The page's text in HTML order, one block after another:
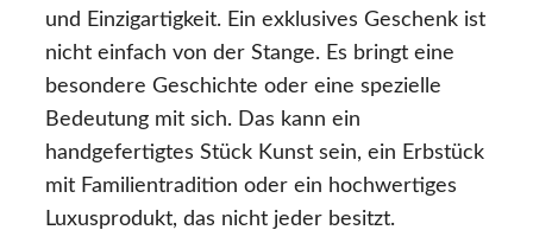
und Einzigartigkeit. Ein exklusives Geschenk ist
nicht einfach von der Stange. Es bringt eine
besondere Geschichte oder eine spezielle
Bedeutung mit sich. Das kann ein
handgefertigtes Stück Kunst sein, ein Erbstück
mit Familientradition oder ein hochwertiges
Luxusprodukt, das nicht jeder besitzt.